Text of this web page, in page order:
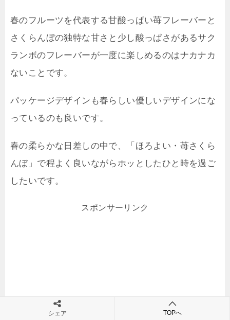
春のフルーツを代表する甘酸っぱい苺フレーバーと
さくらんぼの独特な甘さと少し酸っぱさがあるサク
ランボのフレーバーが一度に楽しめるのはナカナカ
ないことです。
パッケージデザインも春らしい優しいデザインにな
っているのも良いです。
春の柔らかな日差しの中で、「ほろよい・苺さくら
んぼ」で程よく良いながらホッとしたひと時を過ご
したいです。
スポンサーリンク
シェア TOPへ